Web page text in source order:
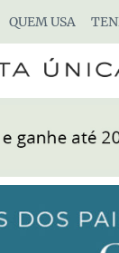
QUEM USA